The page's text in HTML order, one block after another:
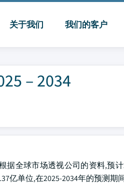
关于我们 我们的客户
– 2034
全球市场透视公司的资料,预
单位,在2025-2034年的预测期